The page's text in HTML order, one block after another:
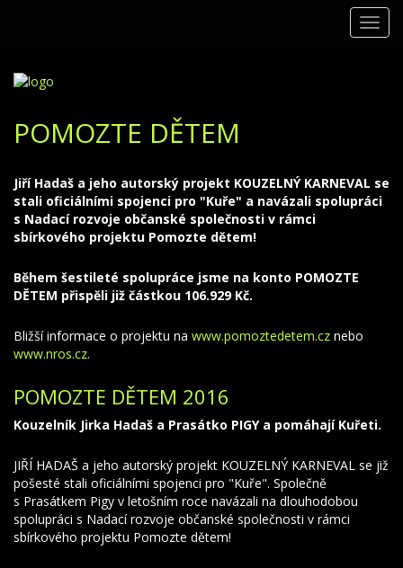
POMOZTE DĚTEM
Jiří Hadaš a jeho autorský projekt KOUZELNÝ KARNEVAL se
stali oficiálními spojenci pro "Kuře" a navázali spolupráci
s Nadací rozvoje občanské společnosti v rámci
sbírkového projektu Pomozte dětem!
Během šestileté spolupráce jsme na konto POMOZTE
DĚTEM přispěli již částkou 106.929 Kč.
Bližší informace o projektu na www.pomoztedetem.cz nebo
www.nros.cz.
POMOZTE DĚTEM 2016
Kouzelník Jirka Hadaš a Prasátko PIGY a pomáhají Kuřeti.
JIŘÍ HADAŠ a jeho autorský projekt KOUZELNÝ KARNEVAL se již
pošesté stali oficiálními spojenci pro "Kuře". Společně
s Prasátkem Pigy v letošním roce navázali na dlouhodobou
spolupráci s Nadací rozvoje občanské společnosti v rámci
sbírkového projektu Pomozte dětem!